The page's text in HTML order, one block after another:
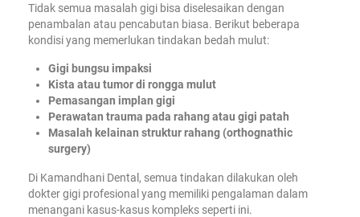
Tidak semua masalah gigi bisa diselesaikan dengan
penambalan atau pencabutan biasa. Berikut beberapa
kondisi yang memerlukan tindakan bedah mulut:
Gigi bungsu impaksi
Kista atau tumor di rongga mulut
Pemasangan implan gigi
Perawatan trauma pada rahang atau gigi patah
Masalah kelainan struktur rahang (orthognathic
surgery)
Di Kamandhani Dental, semua tindakan dilakukan oleh
dokter gigi profesional yang memiliki pengalaman dalam
menangani kasus-kasus kompleks seperti ini.